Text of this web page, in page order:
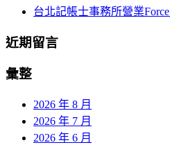
台北記帳士事務所營業
近期留言
彙整
2026 年 8 月
2026 年 7 月
2026 年 6 月